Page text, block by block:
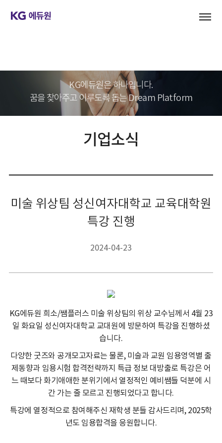
KG에듀원은 하나입니다.
꿈을 찾아주고 이루도록 돕는 Dream Platform
기업소식
미술 위상팀 성신여자대학교 교육대학원
특강 진행
2024-04-23
KG에듀원 희소/쌤플러스 미술 위상팀의 위상 교수님께서 4월 23
일 화요일 성신여자대학교 교대원에 방문하여 특강을 진행하셨
습니다.
다양한 굿즈와 공개모고자료는 물론, 미술과 교원 임용영역별 출
제동향과 임용시험 합격전략까지 특급 정보 대방출로 특강은 어
느 때보다 화기애애한 분위기에서 열정적인 예비쌤들 덕분에 시
간 가는 줄 모르고 진행되었다고 합니다.
특강에 열정적으로 참여해주신 재학생 분들 감사드리며, 2025학
년도 임용합격을 응원합니다.